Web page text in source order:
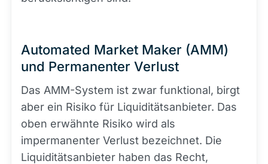
Automated Market Maker (AMM)
und Permanenter Verlust
Das AMM-System ist zwar funktional, birgt
aber ein Risiko für Liquiditätsanbieter. Das
oben erwähnte Risiko wird als
impermanenter Verlust bezeichnet. Die
Liquiditätsanbieter haben das Recht,